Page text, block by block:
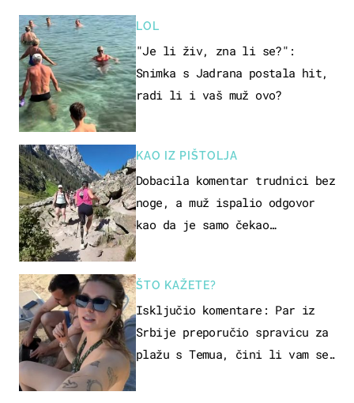
LOL
"Je li živ, zna li se?":
Snimka s Jadrana postala hit,
radi li i vaš muž ovo?
KAO IZ PIŠTOLJA
Dobacila komentar trudnici bez
noge, a muž ispalio odgovor
kao da je samo čekao…
ŠTO KAŽETE?
Isključio komentare: Par iz
Srbije preporučio spravicu za
plažu s Temua, čini li vam se